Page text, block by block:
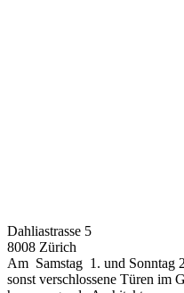
Dahliastrasse 5
8008 Zürich
Am Samstag 1. und Sonntag
sonst verschlossene Türen im